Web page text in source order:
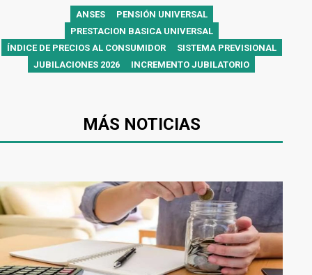
ANSES
PENSIÓN UNIVERSAL
PRESTACION BASICA UNIVERSAL
ÍNDICE DE PRECIOS AL CONSUMIDOR
SISTEMA PREVISIONAL
JUBILACIONES 2026
INCREMENTO JUBILATORIO
MÁS NOTICIAS